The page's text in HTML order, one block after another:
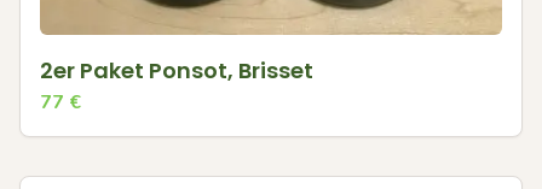
2er Paket Ponsot, Brisset
77 €